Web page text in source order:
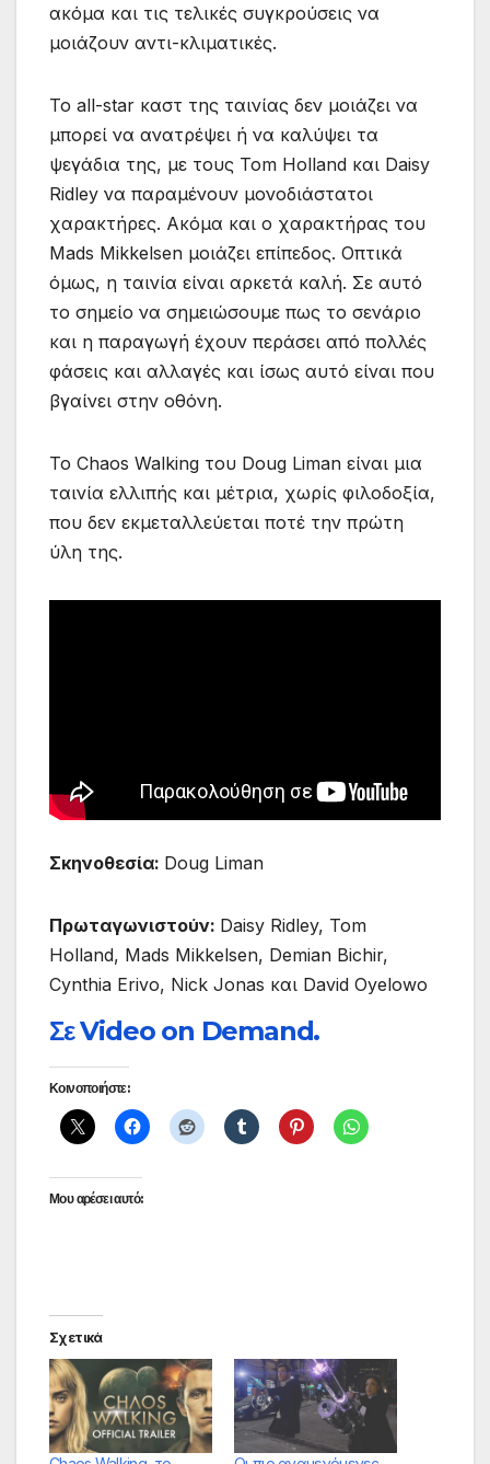
ακόμα και τις τελικές συγκρούσεις να
μοιάζουν αντι-κλιματικές.
Το all-star καστ της ταινίας δεν μοιάζει να
μπορεί να ανατρέψει ή να καλύψει τα
ψεγάδια της, με τους Tom Holland και Daisy
Ridley να παραμένουν μονοδιάστατοι
χαρακτήρες. Ακόμα και ο χαρακτήρας του
Mads Mikkelsen μοιάζει επίπεδος. Οπτικά
όμως, η ταινία είναι αρκετά καλή. Σε αυτό
το σημείο να σημειώσουμε πως το σενάριο
και η παραγωγή έχουν περάσει από πολλές
φάσεις και αλλαγές και ίσως αυτό είναι που
βγαίνει στην οθόνη.
Το Chaos Walking του Doug Liman είναι μια
ταινία ελλιπής και μέτρια, χωρίς φιλοδοξία,
που δεν εκμεταλλεύεται ποτέ την πρώτη
ύλη της.
Σκηνοθεσία: Doug Liman
Πρωταγωνιστούν: Daisy Ridley, Tom
Holland, Mads Mikkelsen, Demian Bichir,
Cynthia Erivo, Nick Jonas και David Oyelowo
Σε Video on Demand.
Κοινοποιήστε:
Μου αρέσει αυτό:
Σχετικά